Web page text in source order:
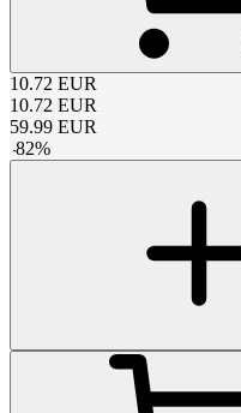
10.72 EUR
10.72 EUR
59.99 EUR
-82%